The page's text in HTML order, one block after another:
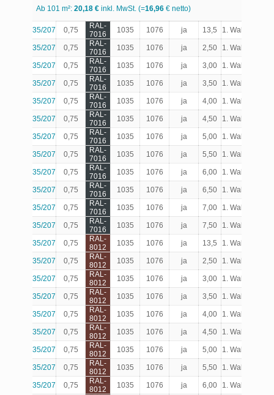
Ab 101 m²: 20,18 € inkl. MwSt. (=16,96 € netto)
35/207 0,75
RAL-
7016
1035 1076 ja 13,5 1. Wahl
35/207 0,75
RAL-
7016
1035 1076 ja 2,50 1. Wahl
35/207 0,75
RAL-
7016
1035 1076 ja 3,00 1. Wahl
35/207 0,75
RAL-
7016
1035 1076 ja 3,50 1. Wahl
35/207 0,75
RAL-
7016
1035 1076 ja 4,00 1. Wahl
35/207 0,75
RAL-
7016
1035 1076 ja 4,50 1. Wahl
35/207 0,75
RAL-
7016
1035 1076 ja 5,00 1. Wahl
35/207 0,75
RAL-
7016
1035 1076 ja 5,50 1. Wahl
35/207 0,75
RAL-
7016
1035 1076 ja 6,00 1. Wahl
35/207 0,75
RAL-
7016
1035 1076 ja 6,50 1. Wahl
35/207 0,75
RAL-
7016
1035 1076 ja 7,00 1. Wahl
35/207 0,75
RAL-
7016
1035 1076 ja 7,50 1. Wahl
35/207 0,75
RAL-
8012
1035 1076 ja 13,5 1. Wahl
35/207 0,75
RAL-
8012
1035 1076 ja 2,50 1. Wahl
35/207 0,75
RAL-
8012
1035 1076 ja 3,00 1. Wahl
35/207 0,75
RAL-
8012
1035 1076 ja 3,50 1. Wahl
35/207 0,75
RAL-
8012
1035 1076 ja 4,00 1. Wahl
35/207 0,75
RAL-
8012
1035 1076 ja 4,50 1. Wahl
35/207 0,75
RAL-
8012
1035 1076 ja 5,00 1. Wahl
35/207 0,75
RAL-
8012
1035 1076 ja 5,50 1. Wahl
35/207 0,75
RAL-
8012
1035 1076 ja 6,00 1. Wahl